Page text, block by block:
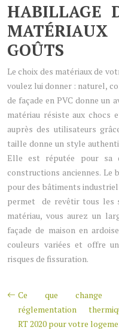
HABILLAGE
MATÉRIAUX
GOÛTS
Le choix des matériaux de
voulez lui donner : naturel,
de façade en PVC donne un
matériau résiste aux chocs
auprès des utilisateurs
taille donne un style
Elle est réputée pour sa
constructions anciennes. Le
pour des bâtiments
permet de revêtir tous les
matériau, vous aurez un
façade de maison en
couleurs variées et offre
risques de fissuration.
Ce que change
réglementation
RT 2020 pour votre